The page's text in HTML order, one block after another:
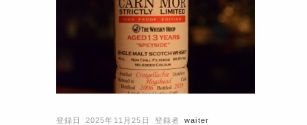
登録日 2025年11月25日 登録者 waiter